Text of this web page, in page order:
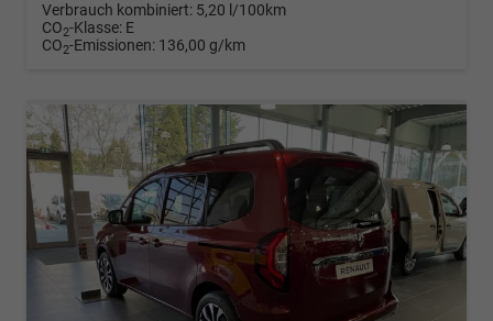
Verbrauch kombiniert: 5,20 l/100km
CO2-Klasse: E
CO2-Emissionen: 136,00 g/km